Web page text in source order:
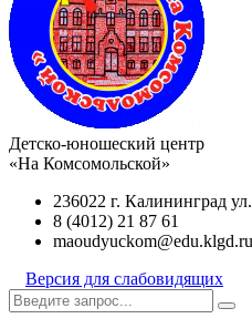
Детско-юношеский центр
«На Комсомольской»
236022 г. Калининград
8 (4012) 21 87 61
maoudyuckom@edu.klgd.ru
Версия для слабовидящих